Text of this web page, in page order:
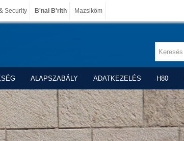
Security B'nai B'rith Mazsiköm
ALAPSZABÁLY ADATKEZELÉS H80